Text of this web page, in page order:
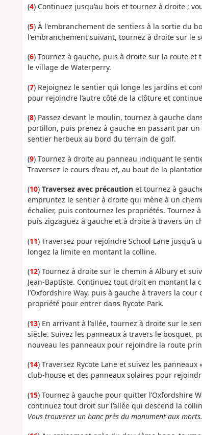
(4) Continuez jusqu’au bois et tournez à droite ;
(5) À l'embranchement de sentiers à la sortie du
l'embranchement suivant, tournez à droite sur le
(6) Tournez à gauche, puis à droite sur la route
le village de Waterperry.
(7) Rejoignez le sentier qui longe les jardins et
pour rejoindre l’autre côté de la clôture et
(8) Passez devant le moulin, tournez à gauche
portillon, puis prenez à gauche en passant par
sentier herbeux au bord du terrain de golf.
(9) Tournez à droite au panneau indiquant le
Traversez le cours d’eau et, au bout de la
(10) Traversez avec précautionet tournez à
empruntez le sentier à droite qui mène à un
échalier, puis contournez les propriétés. Tournez
puis zigzaguez à gauche et à droite à travers un
(11) Traversez pour rejoindre School Lane
longez la limite en montant la colline.
(12) Tournez à droite sur le chemin à Albury et
Jean-Baptiste. Continuez tout droit en montant
l’Oxfordshire Way, puis à gauche à travers la
propriété pour entrer dans Rycote Park.
(13) En arrivant à l’allée, tournez à droite sur le
siècle. Suivez les panneaux à travers le bosquet,
nouveau les panneaux pour rejoindre la route
(14) Traversez Rycote Lane et suivez les
club-house et des panneaux solaires pour
(15) Tournez à gauche pour quitter l’Oxfordshire
continuez tout droit sur l’allée qui descend la
Vous trouverez un banc près du monument aux morts.